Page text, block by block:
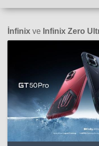
İnfinix ve Infinix Zero